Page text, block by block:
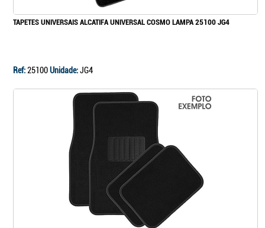
TAPETES UNIVERSAIS ALCATIFA UNIVERSAL COSMO LAMPA 25100 JG4
Ref:25100Unidade:JG4